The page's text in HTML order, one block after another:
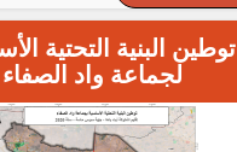
توطين البنية التحتية
لجماعة واد الصفاء